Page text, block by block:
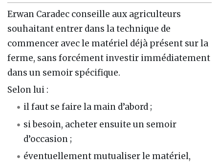
Erwan Caradec conseille aux agriculteurs
souhaitant entrer dans la technique de
commencer avec le matériel déjà présent sur la
ferme, sans forcément investir immédiatement
dans un semoir spécifique.
Selon lui :
il faut se faire la main d’abord ;
si besoin, acheter ensuite un semoir
d’occasion ;
éventuellement mutualiser le matériel,